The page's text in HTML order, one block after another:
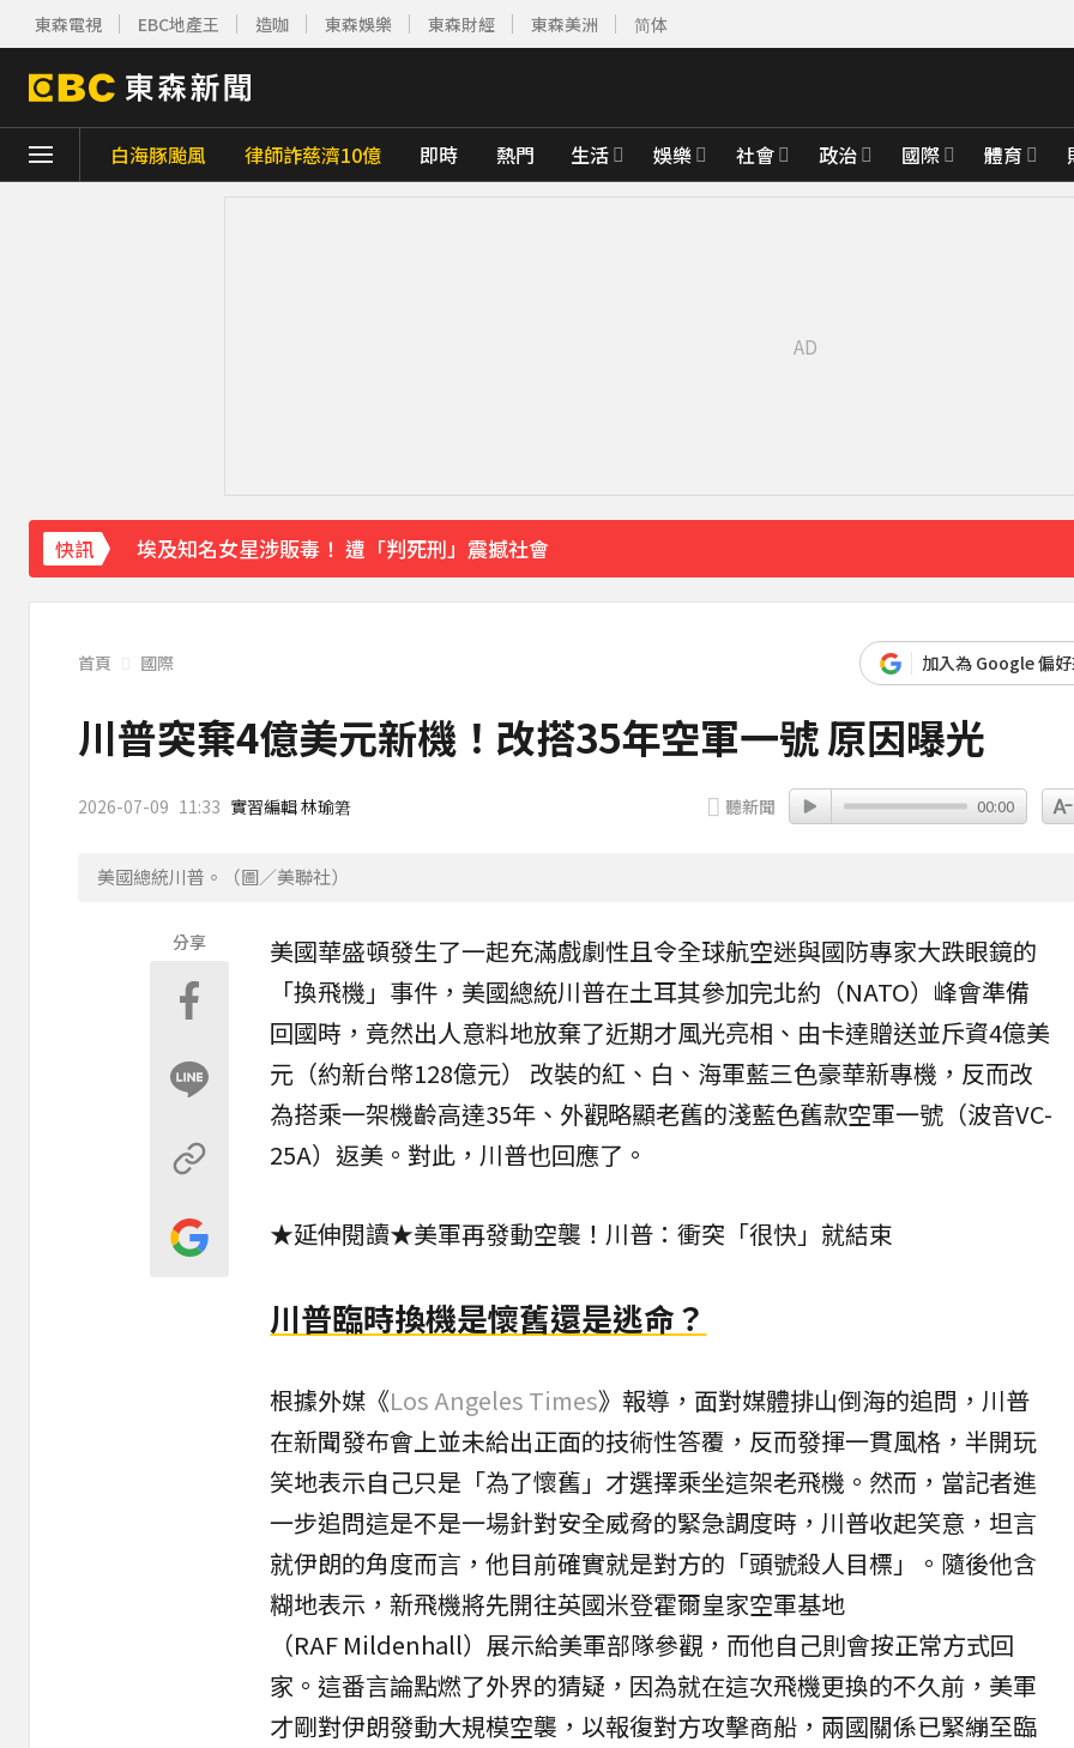
東森電視 EBC地產王 造咖 東森娛樂 東森財經 東森美洲 简体
白海豚颱風 律師詐慈濟10億 即時 熱門 生活 娛樂 社會 政治 國際 體育
快訊
埃及知名女星涉販毒！ 遭「判死刑」震撼社會
下載東森App，隨時掌握天下大小事！
獨家／碰碰碰！「伍萬、六筒、八條」從天降 險砸路過民眾
首頁 國際 加入為 Google 偏
川普突棄4億美元新機！改搭35年空軍一號 原因曝光
2026-07-09 11:33 實習編輯 林瑜䇹 聽新聞 00:00
美國總統川普。（圖／美聯社）
分享 美國華盛頓發生了一起充滿戲劇性且令全球航空迷與國防專家大跌眼鏡的
「換飛機」事件，美國總統川普在土耳其參加完北約（NATO）峰會準備
回國時，竟然出人意料地放棄了近期才風光亮相、由卡達贈送並斥資4億美
元（約新台幣128億元） 改裝的紅、白、海軍藍三色豪華新專機，反而改
為搭乘一架機齡高達35年、外觀略顯老舊的淺藍色舊款空軍一號 （波音VC-
25A）返美。對此，川普也回應了。
★延伸閱讀★美軍再發動空襲！川普：衝突「很快」就結束
川普臨時換機是懷舊還是逃命？
根據外媒《Los Angeles Times》報導，面對媒體排山倒海的追問，川普
在新聞發布會上並未給出正面的技術性答覆，反而發揮一貫風格，半開玩
笑地表示自己只是「為了懷舊」才選擇乘坐這架老飛機。然而，當記者進
一步追問這是不是一場針對安全威脅的緊急調度時，川普收起笑意，坦言
就伊朗的角度而言，他目前確實就是對方的「頭號殺人目標」。隨後他含
糊地表示，新飛機將先開往英國米登霍爾皇家空軍基地
（RAF Mildenhall）展示給美軍部隊參觀，而他自己則會按正常方式回
家。這番言論點燃了外界的猜疑，因為就在這次飛機更換的不久前，美軍
才剛對伊朗發動大規模空襲，以報復對方攻擊商船，兩國關係已緊繃至臨